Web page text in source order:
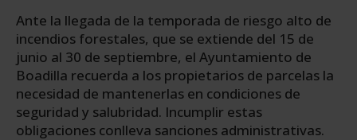
Ante la llegada de la temporada de riesgo alto de
incendios forestales, que se extiende del 15 de
junio al 30 de septiembre, el Ayuntamiento de
Boadilla recuerda a los propietarios de parcelas la
necesidad de mantenerlas en condiciones de
seguridad y salubridad. Incumplir estas
obligaciones conlleva sanciones administrativas.